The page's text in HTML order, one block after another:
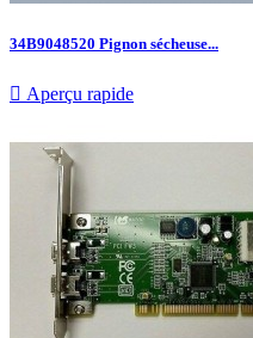
34B9048520 Pignon sécheuse...
 Aperçu rapide